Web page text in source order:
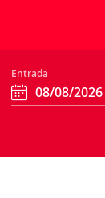
Entrada